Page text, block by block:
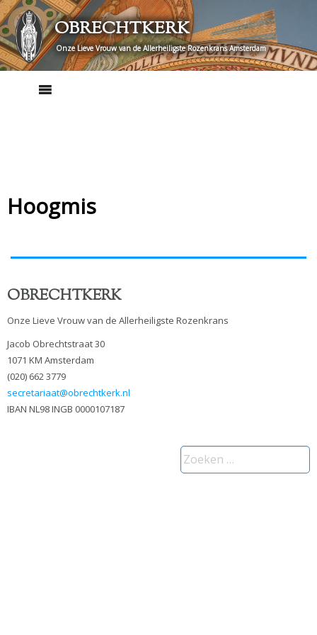
Skip
to
content
OBRECHTKERK
Onze Lieve Vrouw van de Allerheiligste Rozenkrans Amsterdam
Hoogmis
OBRECHTKERK
Onze Lieve Vrouw van de Allerheiligste Rozenkrans
Jacob Obrechtstraat 30
1071 KM Amsterdam
(020) 662 3779
secretariaat@obrechtkerk.nl
IBAN NL98 INGB 0000107187
Zoeken
naar: